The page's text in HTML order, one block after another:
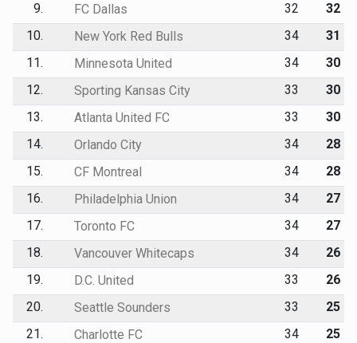
9.
FC Dallas 32
32
10.
New York Red Bulls 34
31
11.
Minnesota United 34
30
12.
Sporting Kansas City 33
30
13.
Atlanta United FC 33
30
14.
Orlando City 34
28
15.
CF Montreal 34
28
16.
Philadelphia Union 34
27
17.
Toronto FC 34
27
18.
Vancouver Whitecaps 34
26
19.
D.C. United 33
26
20.
Seattle Sounders 33
25
21.
Charlotte FC 34
25